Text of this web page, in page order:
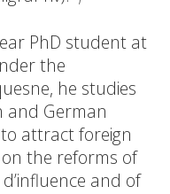
PhD student at
the
he studies
and German
attract foreign
the reforms of
and of